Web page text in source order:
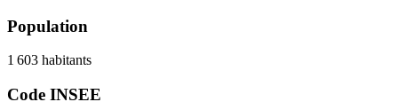
Population
1 603 habitants
Code INSEE